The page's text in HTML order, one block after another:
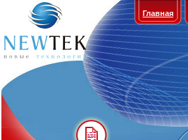
Главная